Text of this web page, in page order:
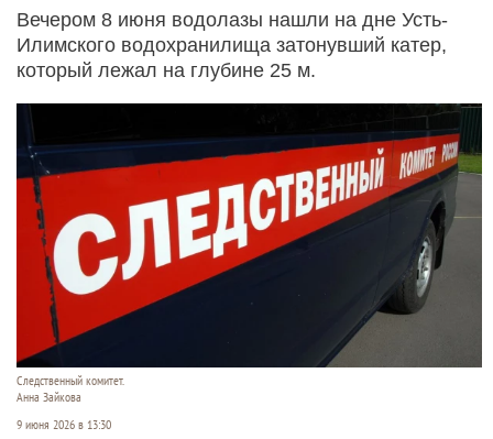
Вечером 8 июня водолазы нашли на дне Усть-
Илимского водохранилища затонувший катер,
который лежал на глубине 25 м.
Следственный комитет.
Анна Зайкова
9 июня 2026 в 13:30